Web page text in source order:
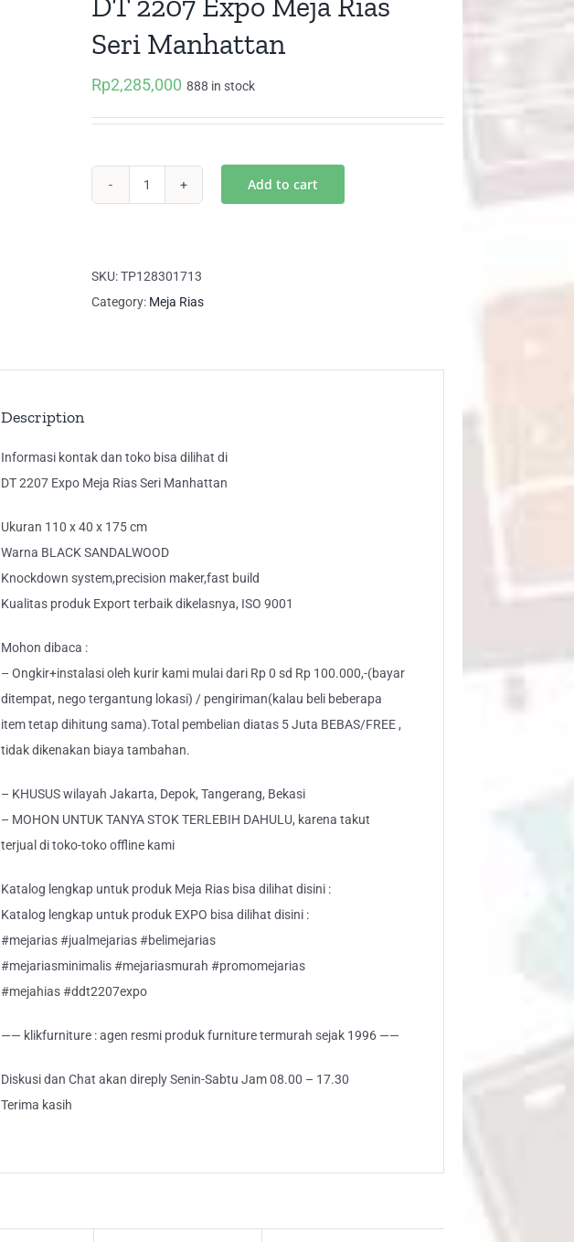
Seri Manhattan
Rp2,285,000 888 in stock
Meja
Rias
quantity
Add to cart
SKU:TP128301713
Category: Meja Rias
Description
Informasi kontak dan toko bisa dilihat di
DT 2207 Expo Meja Rias Seri Manhattan
Ukuran 110 x 40 x 175 cm
Warna BLACK SANDALWOOD
Knockdown system,precision maker,fast build
Kualitas produk Export terbaik dikelasnya, ISO 9001
Mohon dibaca :
– Ongkir+instalasi oleh kurir kami mulai dari Rp 0 sd Rp 100.000,-(bayar
ditempat, nego tergantung lokasi) / pengiriman(kalau beli beberapa
item tetap dihitung sama).Total pembelian diatas 5 Juta BEBAS/FREE ,
tidak dikenakan biaya tambahan.
– KHUSUS wilayah Jakarta, Depok, Tangerang, Bekasi
– MOHON UNTUK TANYA STOK TERLEBIH DAHULU, karena takut
terjual di toko-toko offline kami
Katalog lengkap untuk produk Meja Rias bisa dilihat disini :
Katalog lengkap untuk produk EXPO bisa dilihat disini :
#mejarias #jualmejarias #belimejarias
#mejariasminimalis #mejariasmurah #promomejarias
#mejahias #ddt2207expo
—— klikfurniture : agen resmi produk furniture termurah sejak 1996 ——
Diskusi dan Chat akan direply Senin-Sabtu Jam 08.00 – 17.30
Terima kasih